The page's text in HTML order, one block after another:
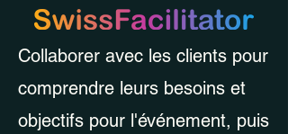
Collaborer avec les clients pour
comprendre leurs besoins et
objectifs pour l'événement, puis